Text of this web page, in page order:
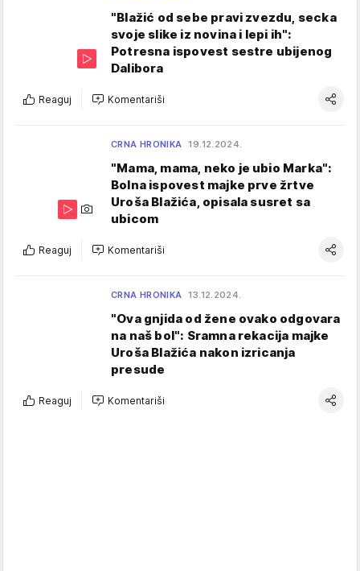
"Blažić od sebe pravi zvezdu, secka
svoje slike iz novina i lepi ih":
Potresna ispovest sestre ubijenog
Dalibora
Reaguj Komentariši
CRNA HRONIKA 19.12.2024.
"Mama, mama, neko je ubio Marka":
Bolna ispovest majke prve žrtve
Uroša Blažića, opisala susret sa
ubicom
Reaguj Komentariši
CRNA HRONIKA 13.12.2024.
"Ova gnjida od žene ovako odgovara
na naš bol": Sramna rekacija majke
Uroša Blažića nakon izricanja
presude
Reaguj Komentariši